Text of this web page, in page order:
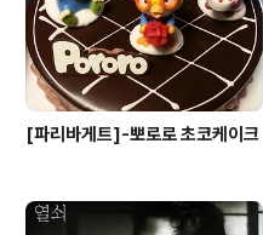
[파리바게트]-뽀로로 초코케이크